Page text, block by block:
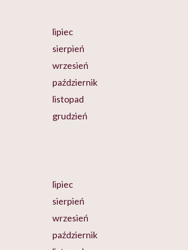
lipiec
sierpień
wrzesień
październik
listopad
grudzień
lipiec
sierpień
wrzesień
październik